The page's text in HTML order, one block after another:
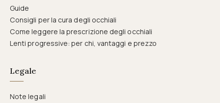
Guide
Consigli per la cura degli occhiali
Come leggere la prescrizione degli occhiali
Lenti progressive: per chi, vantaggi e prezzo
Legale
Note legali